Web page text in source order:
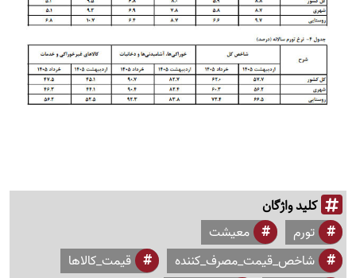
کلید واژگان
تورم
معیشت
شاخص_قیمت_مصرف_کننده
قیمت_کالاها